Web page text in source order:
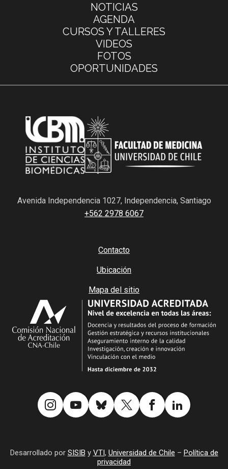
NOTICIAS
AGENDA
CURSOS Y TALLERES
VIDEOS
FOTOS
OPORTUNIDADES
Avenida Independencia 1027, Independencia, Santiago
+562 2978 6067
Contacto
Ubicación
Mapa del sitio
Desarrollado por SISIB y VTI, Universidad de Chile – Política de
privacidad